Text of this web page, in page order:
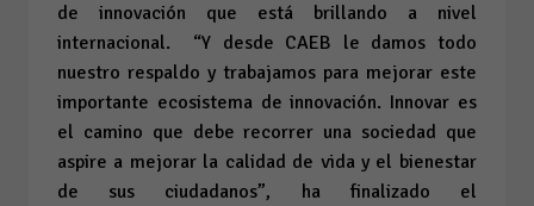
de innovación que está brillando a nivel
internacional. “Y desde CAEB le damos todo
nuestro respaldo y trabajamos para mejorar este
importante ecosistema de innovación. Innovar es
el camino que debe recorrer una sociedad que
aspire a mejorar la calidad de vida y el bienestar
de sus ciudadanos”, ha finalizado el